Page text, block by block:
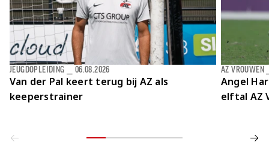
Van der Pal keert terug bij AZ als
keeperstrainer
JEUGDOPLEIDING 06.08.2026
Angel
elftal AZ
AZ VROUWEN